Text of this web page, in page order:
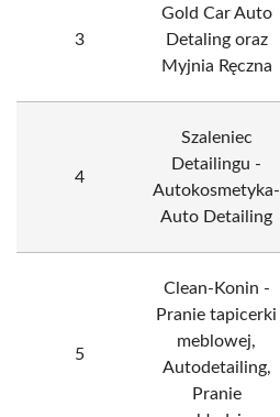
3
Gold Car Auto
Detaling oraz
Myjnia Ręczna
4
Szaleniec
Detailingu -
Autokosmetyka-
Auto Detailing
5
Clean-Konin -
Pranie tapicerki
meblowej,
Autodetailing,
Pranie